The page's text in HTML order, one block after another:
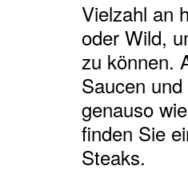
Vielzahl an
oder Wild,
zu können.
Saucen
genauso
finden Sie
Steaks.